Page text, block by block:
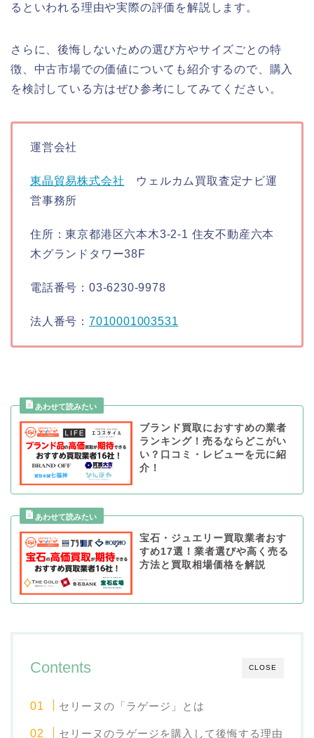
るといわれる理由や実際の評価を解説します。
さらに、後悔しないための選び方やサイズごとの特
徴、中古市場での価値についても紹介するので、購入
を検討している方はぜひ参考にしてみてください。
運営会社
東晶貿易株式会社 ウェルカム買取査定ナビ運
営事務所
住所：東京都港区六本木3-2-1 住友不動産六本
木グランドタワー38F
電話番号：03-6230-9978
法人番号： 7010001003531
ブランド買取におすすめの業者
ランキング！売るならどこがい
い？口コミ・レビューを元に紹
介！
宝石・ジュエリー買取業者おす
すめ17選！業者選びや高く売る
方法と買取相場価格を解説
CLOSE
Contents
セリーヌの「ラゲージ」とは
セリーヌのラゲージを購入して後悔する理由